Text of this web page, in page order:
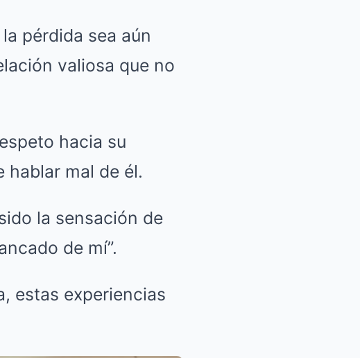
pérdida sea aún
valiosa que no
hacia su
hablar mal de él.
la sensación de
de mí”.
estas experiencias